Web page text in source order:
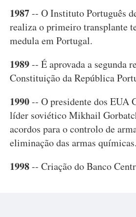
1987-- O Instituto Português
realiza o primeiro transplante
medula em Portugal.
1989-- É aprovada a segunda
Constituição da República
1990-- O presidente dos EUA
líder soviético Mikhail
acordos para o controlo de
eliminação das armas químicas.
1998-- Criação do Banco